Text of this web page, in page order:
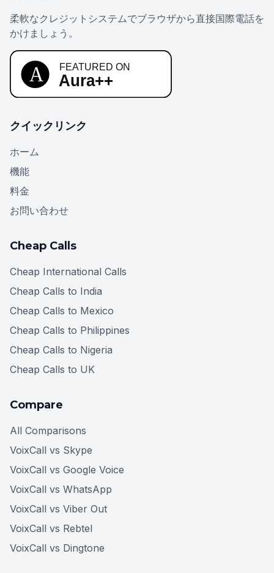
柔軟なクレジットシステムでブラウザから直接国際電話を
かけましょう。
クイックリンク
ホーム
機能
料金
お問い合わせ
Cheap Calls
Cheap International Calls
Cheap Calls to India
Cheap Calls to Mexico
Cheap Calls to Philippines
Cheap Calls to Nigeria
Cheap Calls to UK
Compare
All Comparisons
VoixCall vs Skype
VoixCall vs Google Voice
VoixCall vs WhatsApp
VoixCall vs Viber Out
VoixCall vs Rebtel
VoixCall vs Dingtone